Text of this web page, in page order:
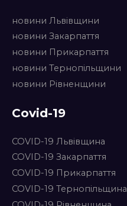
новини Львівщини
новини Закарпаття
новини Прикарпаття
новини Тернопільщини
новини Рівненщини
Covid-19
COVID-19 Львівщина
COVID-19 Закарпаття
COVID-19 Прикарпаття
COVID-19 Тернопільщина